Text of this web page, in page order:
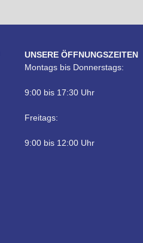
UNSERE ÖFFNUNGSZEITEN
Montags bis Donnerstags:
9:00 bis 17:30 Uhr
Freitags:
9:00 bis 12:00 Uhr